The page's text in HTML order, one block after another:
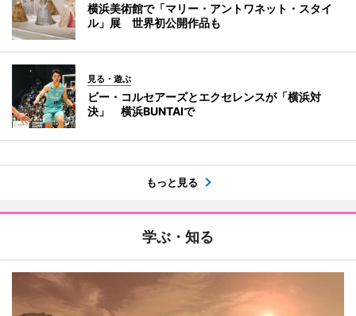
横浜美術館で「マリー・アントワネット・スタイ
ル」展 世界初公開作品も
見る・遊ぶ
ビー・コルセアーズとエクセレンスが「横浜対
決」 横浜BUNTAIで
もっと見る
学ぶ・知る